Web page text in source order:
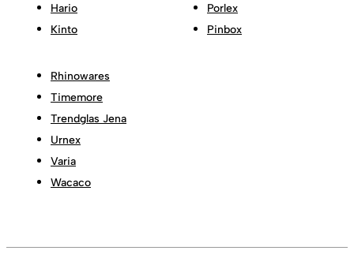
Hario
Kinto
Porlex
Pinbox
Rhinowares
Timemore
Trendglas Jena
Urnex
Varia
Wacaco